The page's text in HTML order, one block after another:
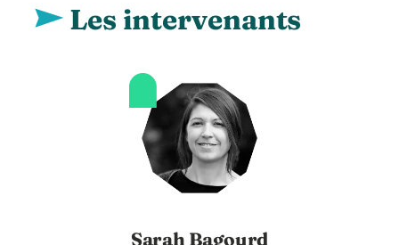
Les intervenants
Sarah Bagourd